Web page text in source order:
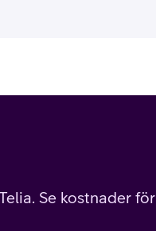
Ladda kontantkort
Se kostnader för